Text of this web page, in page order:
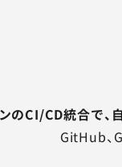
のCI/CD統合で、
GitHub、